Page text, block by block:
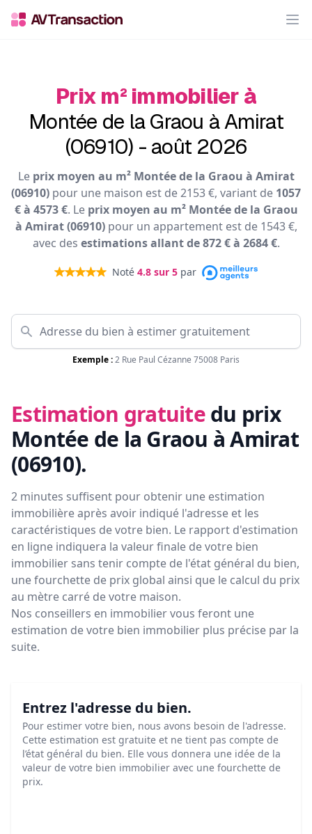
Prix m² immobilier à
Montée de la Graou à Amirat
(06910) - août 2026
Le prix moyen au m² Montée de la Graou à Amirat
(06910) pour une maison est de 2153 €, variant de 1057
€ à 4573 €. Le prix moyen au m² Montée de la Graou
à Amirat (06910)pour un appartement est de 1543 €,
avec des estimations allant de 872 € à 2684 €.
Noté 4.8 sur 5 par
Exemple :2 Rue Paul Cézanne 75008 Paris
Estimation gratuite du prix
Montée de la Graou à Amirat
(06910).
2 minutes suffisent pour obtenir une estimation
immobilière après avoir indiqué l'adresse et les
caractéristiques de votre bien. Le rapport d'estimation
en ligne indiquera la valeur finale de votre bien
immobilier sans tenir compte de l'état général du bien,
une fourchette de prix global ainsi que le calcul du prix
au mètre carré de votre maison.
Nos conseillers en immobilier vous feront une
estimation de votre bien immobilier plus précise par la
suite.
Entrez l'adresse du bien.
Pour estimer votre bien, nous avons besoin de l'adresse.
Cette estimation est gratuite et ne tient pas compte de
l’état général du bien. Elle vous donnera une idée de la
valeur de votre bien immobilier avec une fourchette de
prix.